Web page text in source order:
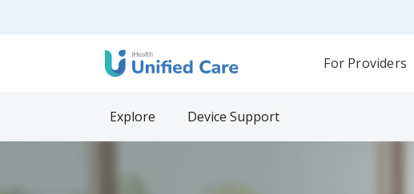
For Providers
Explore Device Support